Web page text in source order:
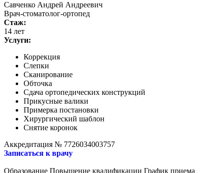
Савченко Андрей Андреевич
Врач-стоматолог-ортопед
Стаж:
14 лет
Услуги:
Коррекция
Слепки
Сканирование
Обточка
Сдача ортопедических конструкций
Прикусные валики
Примерка постановки
Хирургический шаблон
Снятие коронок
Аккредитация № 7726034003757
Записаться к врачу
Образование Повышение квалификации График приема